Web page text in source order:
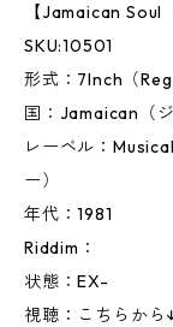
【Jamaican Soul
SKU:10501
形式：7Inch（
国：Jamaican（ジ
レーベル：
ー）
年代：1981
Riddim：
状態：EX-
視聴：こちらから